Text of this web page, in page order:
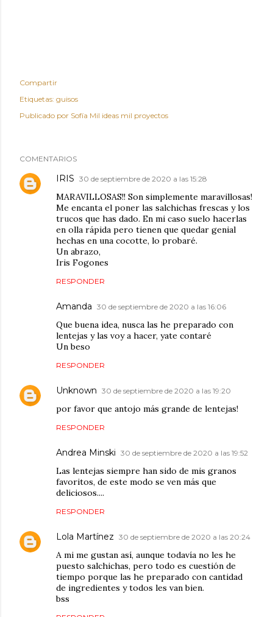
Compartir
Etiquetas: guisos
Publicado por Sofía Mil ideas mil proyectos
COMENTARIOS
IRIS 30 de septiembre de 2020 a las 15:28
MARAVILLOSAS!! Son simplemente maravillosas!
Me encanta el poner las salchichas frescas y los
trucos que has dado. En mi caso suelo hacerlas
en olla rápida pero tienen que quedar genial
hechas en una cocotte, lo probaré.
Un abrazo,
Iris Fogones
RESPONDER
Amanda 30 de septiembre de 2020 a las 16:06
Que buena idea, nusca las he preparado con
lentejas y las voy a hacer, yate contaré
Un beso
RESPONDER
Unknown 30 de septiembre de 2020 a las 19:20
por favor que antojo más grande de lentejas!
RESPONDER
Andrea Minski 30 de septiembre de 2020 a las 19:52
Las lentejas siempre han sido de mis granos
favoritos, de este modo se ven más que
deliciosos....
RESPONDER
Lola Martínez 30 de septiembre de 2020 a las 20:24
A mi me gustan así, aunque todavía no les he
puesto salchichas, pero todo es cuestión de
tiempo porque las he preparado con cantidad
de ingredientes y todos les van bien.
bss